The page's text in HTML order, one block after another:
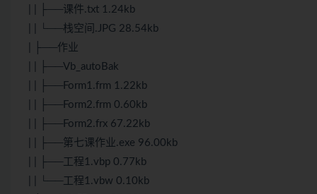
| | ├──课件.txt 1.24kb
| | └──栈空间.JPG 28.54kb
| ├──作业
| | ├──Vb_autoBak
| | ├──Form1.frm 1.22kb
| | ├──Form2.frm 0.60kb
| | ├──Form2.frx 67.22kb
| | ├──第七课作业.exe 96.00kb
| | ├──工程1.vbp 0.77kb
| | └──工程1.vbw 0.10kb